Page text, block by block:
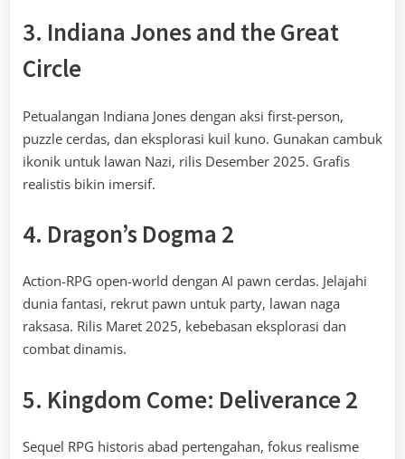
3. Indiana Jones and the Great
Circle
Petualangan Indiana Jones dengan aksi first-person,
puzzle cerdas, dan eksplorasi kuil kuno. Gunakan cambuk
ikonik untuk lawan Nazi, rilis Desember 2025. Grafis
realistis bikin imersif.
4. Dragon’s Dogma 2
Action-RPG open-world dengan AI pawn cerdas. Jelajahi
dunia fantasi, rekrut pawn untuk party, lawan naga
raksasa. Rilis Maret 2025, kebebasan eksplorasi dan
combat dinamis.
5. Kingdom Come: Deliverance 2
Sequel RPG historis abad pertengahan, fokus realisme